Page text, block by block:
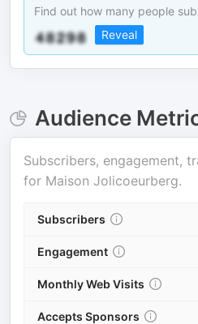
Find out how many people
Reveal
Audience
Subscribers, engagement,
for Maison Jolicoeurberg.
Subscribers
Engagement
Monthly Web Visits
Accepts Sponsors